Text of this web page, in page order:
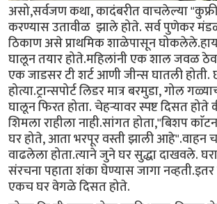
असो,सर्वजण कथा, कादंबरीत वाचलेल्या
करण्यास उतावीळ झाले होते. सर्व पुणेकर
ठिकाण असे प्राथमिक शाळेपासून
घालून तयार होते.महिलांनी एक शाल जवळ
एक जाडसर टी शर्ट आणी जीन्स घातली होती.
होत्या.ट्रान्सपोर्ट लिडर मात्र बरमुडा, गोल
घालून फिरत होता. चेहर्‍यावर स्पष्ट दिसत
शिमला राहीला नाही.सांगत होता,"बिशप
घर होते, आता भरपूर वस्ती झाली आहे".वाहन
वाढलेला होता.त्याने जुने घर सुद्धा दाखवले.
संरचना पहाता शंका घेण्यास जागा नव्हती.इतर
एकच घर वेगळे दिसत होते.